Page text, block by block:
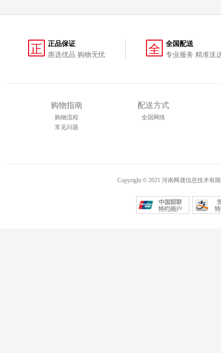
正
正品保证
惠选优品 购物无忧
全
全国配送
专业服务 精准送
购物指南
购物流程
常见问题
配送方式
全国网络
Copyright © 2021 河南网晟信息技术有